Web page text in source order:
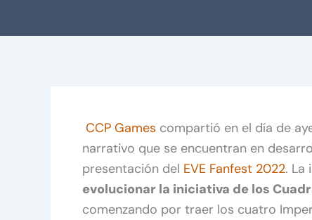
CCP Games compartió en el día de
narrativo que se encuentran en
presentación del EVE Fanfest 2022. La
evolucionar la iniciativa de los
comenzando por traer los cuatro